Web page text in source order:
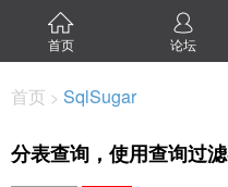
首页 论坛
首页 > SqlSugar
分表查询，使用查询过